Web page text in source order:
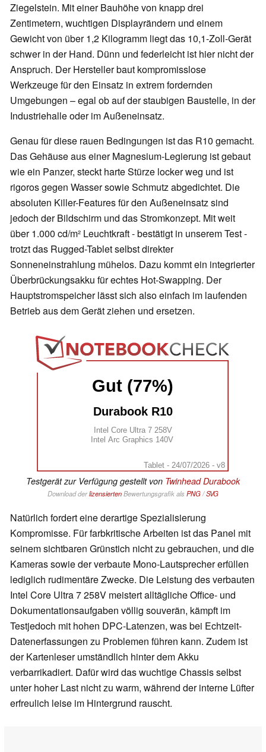
Ziegelstein. Mit einer Bauhöhe von knapp drei
Zentimetern, wuchtigen Displayrändern und einem
Gewicht von über 1,2 Kilogramm liegt das 10,1-Zoll-Gerät
schwer in der Hand. Dünn und federleicht ist hier nicht der
Anspruch. Der Hersteller baut kompromisslose
Werkzeuge für den Einsatz in extrem fordernden
Umgebungen – egal ob auf der staubigen Baustelle, in der
Industriehalle oder im Außeneinsatz.
Genau für diese rauen Bedingungen ist das R10 gemacht.
Das Gehäuse aus einer Magnesium-Legierung ist gebaut
wie ein Panzer, steckt harte Stürze locker weg und ist
rigoros gegen Wasser sowie Schmutz abgedichtet. Die
absoluten Killer-Features für den Außeneinsatz sind
jedoch der Bildschirm und das Stromkonzept. Mit weit
über 1.000 cd/m² Leuchtkraft - bestätigt in unserem Test -
trotzt das Rugged-Tablet selbst direkter
Sonneneinstrahlung mühelos. Dazu kommt ein integrierter
Überbrückungsakku für echtes Hot-Swapping. Der
Hauptstromspeicher lässt sich also einfach im laufenden
Betrieb aus dem Gerät ziehen und ersetzen.
Gut (77%)
Durabook R10
Intel Core Ultra 7 258V
Intel Arc Graphics 140V
Tablet - 24/07/2026 - v8
Testgerät zur Verfügung gestellt von Twinhead Durabook
Download derlizensiertenBewertungsgrafik als PNG/SVG
Natürlich fordert eine derartige Spezialisierung
Kompromisse. Für farbkritische Arbeiten ist das Panel mit
seinem sichtbaren Grünstich nicht zu gebrauchen, und die
Kameras sowie der verbaute Mono-Lautsprecher erfüllen
lediglich rudimentäre Zwecke. Die Leistung des verbauten
Intel Core Ultra 7 258V meistert alltägliche Office- und
Dokumentationsaufgaben völlig souverän, kämpft im
Testjedoch mit hohen DPC-Latenzen, was bei Echtzeit-
Datenerfassungen zu Problemen führen kann. Zudem ist
der Kartenleser umständlich hinter dem Akku
verbarrikadiert. Dafür wird das wuchtige Chassis selbst
unter hoher Last nicht zu warm, während der interne Lüfter
erfreulich leise im Hintergrund rauscht.